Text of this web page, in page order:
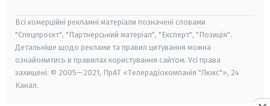
Всі комерційні рекламні матеріали позначені словами
"Спецпроєкт", "Партнерський матеріал", "Експерт", "Позиція".
Детальніше щодо реклами та правил цитування можна
ознайомитись в правилах користування сайтом. Усі права
захищені. © 2005—2021, ПрАТ «Телерадіокомпанія "Люкс"», 24
Канал.